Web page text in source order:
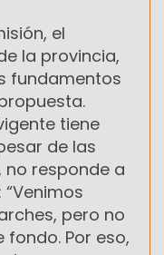
el
la provincia,
fundamentos
tiene
de las
responde a
pero no
Por eso,